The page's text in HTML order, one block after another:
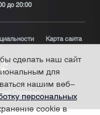
до 20:00
Карта сайта
Столицы»
сделать наш сайт
для
нашим веб-
персональных
cookie в